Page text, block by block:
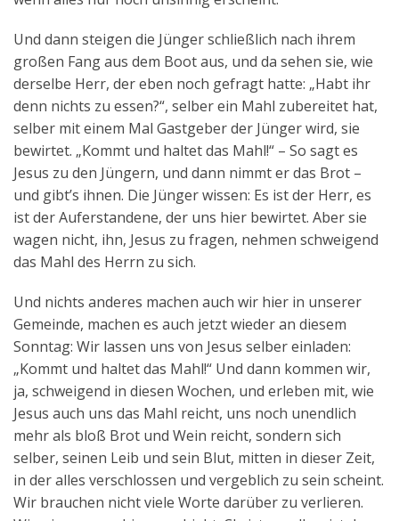
Und dann steigen die Jünger schließlich nach ihrem
großen Fang aus dem Boot aus, und da sehen sie, wie
derselbe Herr, der eben noch gefragt hatte: „Habt ihr
denn nichts zu essen?“, selber ein Mahl zubereitet hat,
selber mit einem Mal Gastgeber der Jünger wird, sie
bewirtet. „Kommt und haltet das Mahl!“ – So sagt es
Jesus zu den Jüngern, und dann nimmt er das Brot –
und gibt’s ihnen. Die Jünger wissen: Es ist der Herr, es
ist der Auferstandene, der uns hier bewirtet. Aber sie
wagen nicht, ihn, Jesus zu fragen, nehmen schweigend
das Mahl des Herrn zu sich.
Und nichts anderes machen auch wir hier in unserer
Gemeinde, machen es auch jetzt wieder an diesem
Sonntag: Wir lassen uns von Jesus selber einladen:
„Kommt und haltet das Mahl!“ Und dann kommen wir,
ja, schweigend in diesen Wochen, und erleben mit, wie
Jesus auch uns das Mahl reicht, uns noch unendlich
mehr als bloß Brot und Wein reicht, sondern sich
selber, seinen Leib und sein Blut, mitten in dieser Zeit,
in der alles verschlossen und vergeblich zu sein scheint.
Wir brauchen nicht viele Worte darüber zu verlieren.